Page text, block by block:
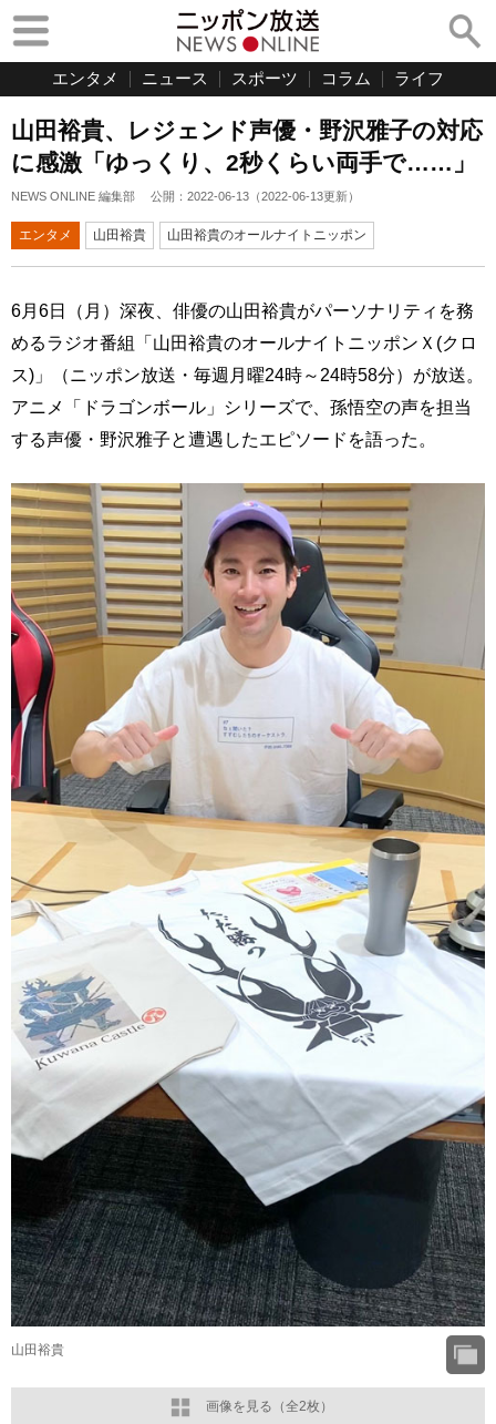
エンタメ ニュース スポーツ コラム ライフ
山田裕貴、レジェンド声優・野沢雅子の対応
に感激「ゆっくり、2秒くらい両手で……」
NEWS ONLINE 編集部 公開： 2022-06-13 （2022-06-13更新）
エンタメ 山田裕貴 山田裕貴のオールナイトニッポン
6月6日（月）深夜、俳優の山田裕貴がパーソナリティを務
めるラジオ番組「山田裕貴のオールナイトニッポンＸ(クロ
ス)」（ニッポン放送・毎週月曜24時～24時58分）が放送。
アニメ「ドラゴンボール」シリーズで、孫悟空の声を担当
する声優・野沢雅子と遭遇したエピソードを語った。
画像を見る（全2枚）
山田裕貴